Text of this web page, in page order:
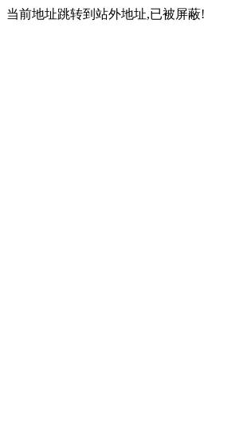
当前地址跳转到站外地址,已被屏蔽!